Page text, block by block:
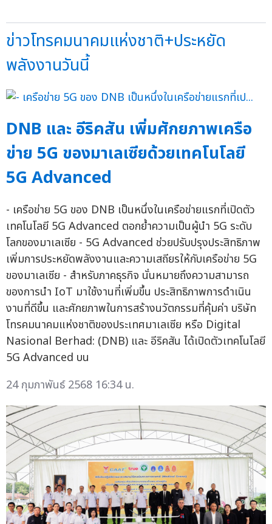
ข่าวโทรคมนาคมแห่งชาติ+ประหยัด
พลังงานวันนี้
DNB และ อีริคสัน เพิ่มศักยภาพเครือ
ข่าย 5G ของมาเลเซียด้วยเทคโนโลยี
5G Advanced
- เครือข่าย 5G ของ DNB เป็นหนึ่งในเครือข่ายแรกที่เปิดตัว
เทคโนโลยี 5G Advanced ตอกย้ำความเป็นผู้นำ 5G ระดับ
โลกของมาเลเซีย - 5G Advanced ช่วยปรับปรุงประสิทธิภาพ
เพิ่มการประหยัดพลังงานและความเสถียรให้กับเครือข่าย 5G
ของมาเลเซีย - สำหรับภาคธุรกิจ นั่นหมายถึงความสามารถ
ของการนำ IoT มาใช้งานที่เพิ่มขึ้น ประสิทธิภาพการดำเนิน
งานที่ดีขึ้น และศักยภาพในการสร้างนวัตกรรมที่คุ้มค่า บริษัท
โทรคมนาคมแห่งชาติของประเทศมาเลเซีย หรือ Digital
Nasional Berhad: (DNB) และ อีริคสัน ได้เปิดตัวเทคโนโลยี
5G Advanced บน
24 กุมภาพันธ์ 2568 16:34 น.